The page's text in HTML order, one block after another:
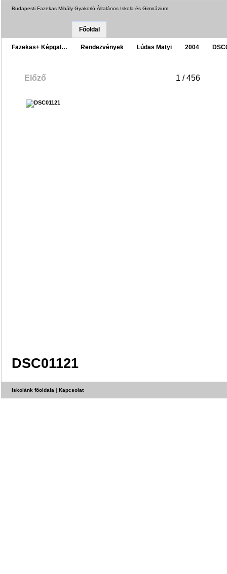
Budapesti Fazekas Mihály Gyakorló Általános Iskola és Gimnázium
Főoldal
Fazekas+ Képgal… Rendezvények Lúdas Matyi 2004
Előző 1 / 456
DSC01121
Iskolánk főoldala | Kapcsolat